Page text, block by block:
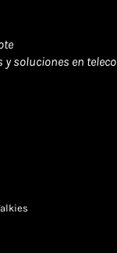
soluciones en